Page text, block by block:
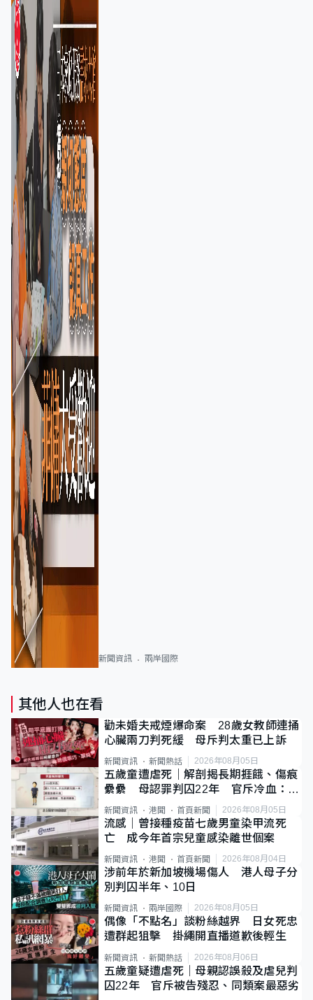
新聞資訊 兩岸國際
其他人也在看
勸未婚夫戒煙爆命案 28歲女教師連捅
心臟兩刀判死緩 母斥判太重已上訴
新聞資訊 新聞熱話 2026年08月05日
五歲童遭虐死｜解剖揭長期捱餓、傷痕
纍纍 母認罪判囚22年 官斥冷血：同
類案最惡劣
新聞資訊 港聞 首頁新聞 2026年08月05日
流感｜曾接種疫苗七歲男童染甲流死
亡 成今年首宗兒童感染離世個案
新聞資訊 港聞 首頁新聞 2026年08月04日
涉前年於新加坡機場傷人 港人母子分
別判囚半年、10日
新聞資訊 兩岸國際 2026年08月05日
偶像「不點名」談粉絲越界 日女死忠
遭群起狙擊 掛繩開直播道歉後輕生
新聞資訊 新聞熱話 2026年08月06日
五歲童疑遭虐死｜母親認誤殺及虐兒判
囚22年 官斥被告殘忍、同類案最惡劣